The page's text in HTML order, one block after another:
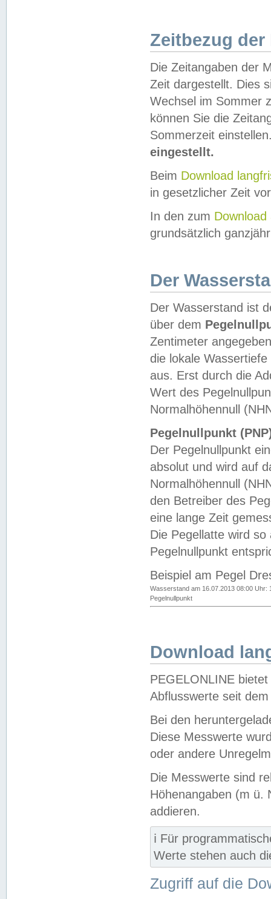
Zeitbezug der
Die Zeitangaben der
Zeit dargestellt. Dies
Wechsel im Sommer
können Sie die
Sommerzeit
eingestellt.
Beim Download
in gesetzlicher Zeit
In den zum Download
grundsätzlich
Der
Der Wasserstand ist
über dem
Zentimeter
die lokale
aus. Erst durch die
Wert des
Normalhöhennull
Pegelnullpunkt
Der Pegelnullpunkt
absolut und wird auf
Normalhöhennull
den Betreiber des
eine lange Zeit
Die Pegellatte wird
Pegelnullpunkt
Beispiel am Pegel
Wasserstand am 16.07.2013 08:00 Uhr:
Pegelnullpunkt
Download
PEGELONLINE
Abflusswerte seit
Bei den
Diese Messwerte
oder andere
Die Messwerte sind
Höhenangaben (m ü.
addieren.
ℹ️ Für
Werte stehen auch
Zugriff auf die